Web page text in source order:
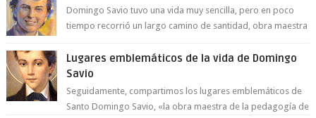
Domingo Savio tuvo una vida muy sencilla, pero en poco
tiempo recorrió un largo camino de santidad, obra maestra
Lugares emblemáticos de la vida de Domingo
Savio
Seguidamente, compartimos los lugares emblemáticos de
Santo Domingo Savio, «la obra maestra de la pedagogía de